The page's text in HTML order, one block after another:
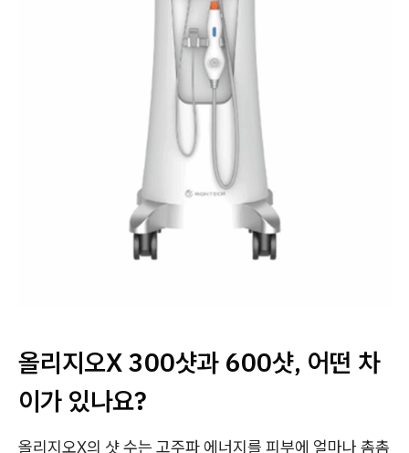
올리지오X 300샷과 600샷, 어떤 차
이가 있나요?
올리지오X의 샷 수는 고주파 에너지를 피부에 얼마나 촘촘